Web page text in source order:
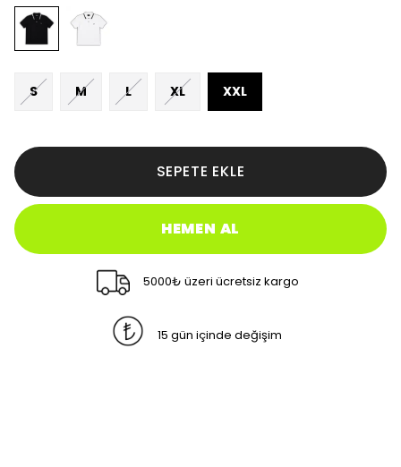
S M L XL XXL
SEPETE EKLE
HEMEN AL
5000₺ üzeri ücretsiz kargo
15 gün içinde değişim